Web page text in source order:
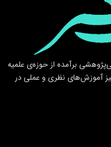
برآمده از حوزه‌ی علميه
آموزش‌هاى نظرى و عملى در